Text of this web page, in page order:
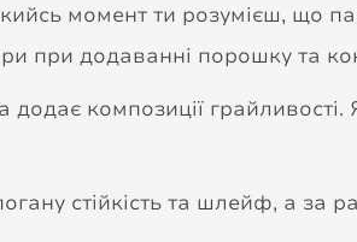
момент ти розумієш, що
при додаванні порошку та
композиції
стійкість та шлейф, а за